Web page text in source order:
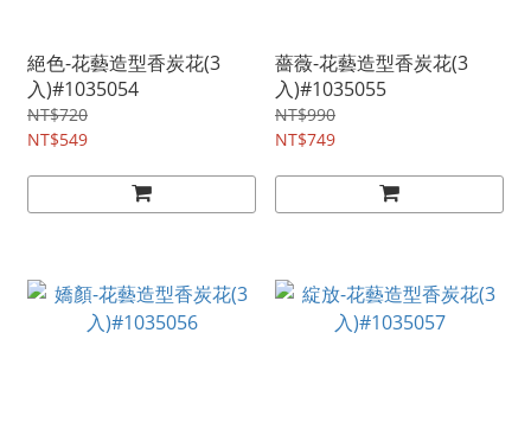
絕色-花藝造型香炭花(3
入)#1035054
NT$720
NT$549
薔薇-花藝造型香炭花(3
入)#1035055
NT$990
NT$749